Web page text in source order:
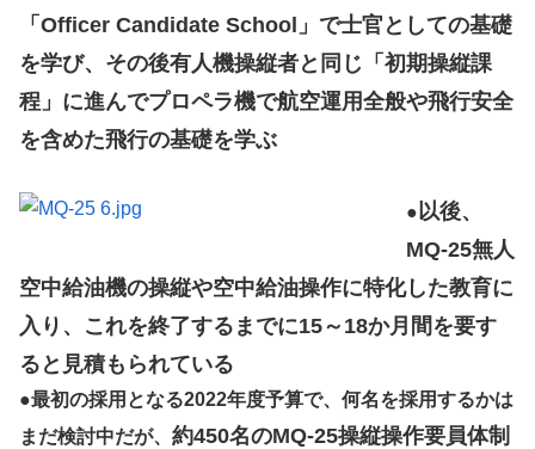
「Officer Candidate School」で士官としての基礎
を学び、その後有人機操縦者と同じ「初期操縦課
程」に進んでプロペラ機で航空運用全般や飛行安全
を含めた飛行の基礎を学ぶ
● 以後、
MQ-25無人
空中給油機の操縦や空中給油操作に特化した教育に
入り、これを終了するまでに15～18か月間を要す
ると見積もられている
●最初の採用となる2022年度予算で、何名を採用するかは
まだ検討中だが、 約450名のMQ-25操縦操作要員体制